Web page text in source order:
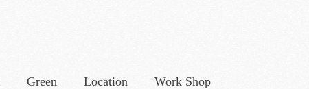
Green Location Work Shop